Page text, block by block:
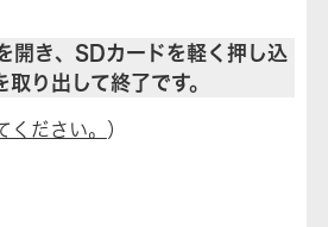
開き、SDカードを軽く押し込
り出して終了です。
ください。 ）